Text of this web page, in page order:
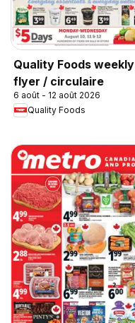
Quality Foods weekly
flyer / circulaire
6 août - 12 août 2026
Quality Foods